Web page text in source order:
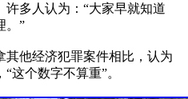
多人认为：“大家早就知道
。”
他经济犯罪案件相比，认为
这个数字不算重”。